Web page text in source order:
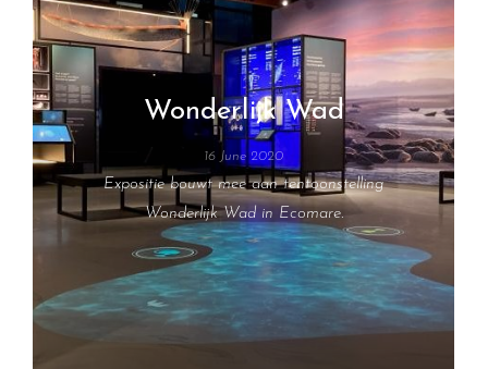
Wonderlijk Wad
16 June 2020
Expositie bouwt mee aan tentoonstelling
Wonderlijk Wad in Ecomare.